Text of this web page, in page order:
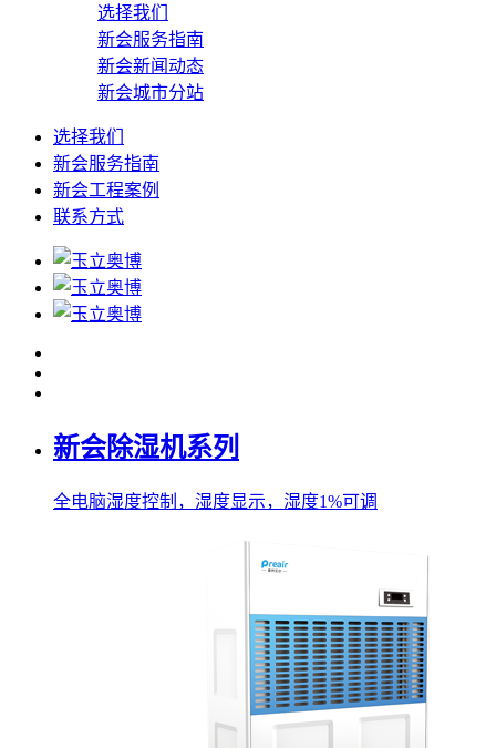
选择我们
新会服务指南
新会新闻动态
新会城市分站
选择我们
新会服务指南
新会工程案例
联系方式
新会除湿机系列
全电脑湿度控制，湿度显示，湿度1%可调